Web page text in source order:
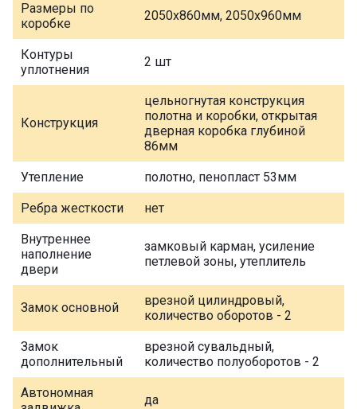
Размеры по
коробке
2050х860мм, 2050х960мм
Контуры
уплотнения
2 шт
Конструкция
цельногнутая конструкция
полотна и коробки, открытая
дверная коробка глубиной
86мм
Утепление полотно, пенопласт 53мм
Ребра жесткости нет
Внутреннее
наполнение
двери
замковый карман, усиление
петлевой зоны, утеплитель
Замок основной
врезной цилиндровый,
количество оборотов - 2
Замок
дополнительный
врезной сувальдный,
количество полуоборотов - 2
Автономная
да